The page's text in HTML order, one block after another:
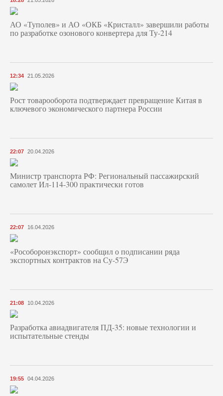
АО «Туполев» и АО «ОКБ «Кристалл» завершили работы
по разработке озонового конвертера для Ту-214
12:34 21.05.2026
Рост товарооборота подтверждает превращение Китая в
ключевого экономического партнера России
22:07 20.04.2026
Министр транспорта РФ: Региональный пассажирский
самолет Ил-114-300 практически готов
22:07 16.04.2026
«Рособоронэкспорт» сообщил о подписании ряда
экспортных контрактов на Су-57Э
21:08 10.04.2026
Разработка авиадвигателя ПД-35: новые технологии и
испытательные стенды
19:55 04.04.2026